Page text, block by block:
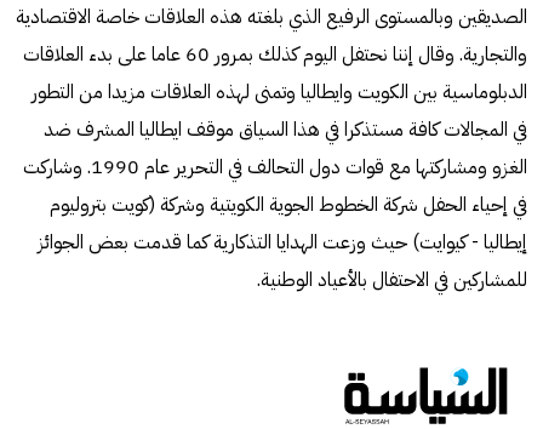
الصديقين وبالمستوى الرفيع الذي بلغته هذه العلاقات خاصة الاقتصادية
والتجارية. وقال إننا نحتفل اليوم كذلك بمرور 60 عاما على بدء العلاقات
الدبلوماسية بين الكويت وايطاليا وتمنى لهذه العلاقات مزيدا من التطور
في المجالات كافة مستذكرا في هذا السياق موقف ايطاليا المشرف ضد
الغزو ومشاركتها مع قوات دول التحالف في التحرير عام 1990. وشاركت
في إحياء الحفل شركة الخطوط الجوية الكويتية وشركة (كويت بتروليوم
إيطاليا - كيوايت) حيث وزعت الهدايا التذكارية كما قدمت بعض الجوائز
للمشاركين في الاحتفال بالأعياد الوطنية.